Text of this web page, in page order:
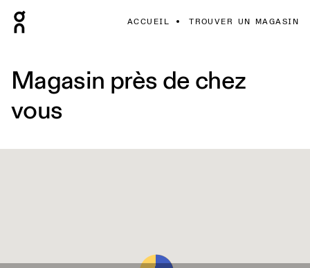
ACCUEIL TROUVER UN MAGASIN
Magasin près de chez
vous